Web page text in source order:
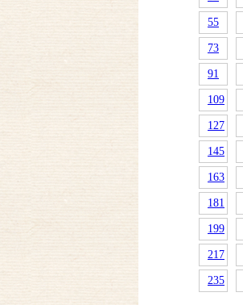
55
73
91
109
127
145
163
181
199
217
235